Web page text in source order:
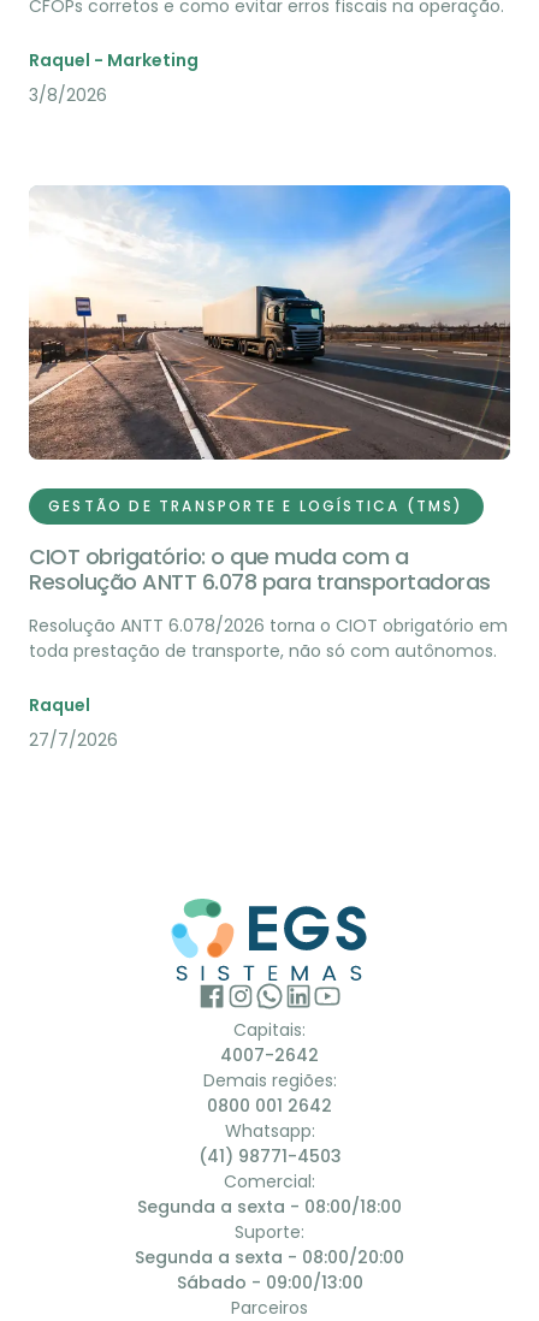
CFOPs corretos e como evitar erros fiscais na operação.
Raquel - Marketing
3/8/2026
GESTÃO DE TRANSPORTE E LOGÍSTICA (TMS)
CIOT obrigatório: o que muda com a
Resolução ANTT 6.078 para transportadoras
Resolução ANTT 6.078/2026 torna o CIOT obrigatório em
toda prestação de transporte, não só com autônomos.
Raquel
27/7/2026
Capitais:
4007-2642
Demais regiões:
0800 001 2642
Whatsapp:
(41) 98771-4503
Comercial:
Segunda a sexta - 08:00/18:00
Suporte:
Segunda a sexta - 08:00/20:00
Sábado - 09:00/13:00
Parceiros